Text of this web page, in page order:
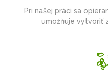
Pri našej práci sa
umožňuje vytvoriť